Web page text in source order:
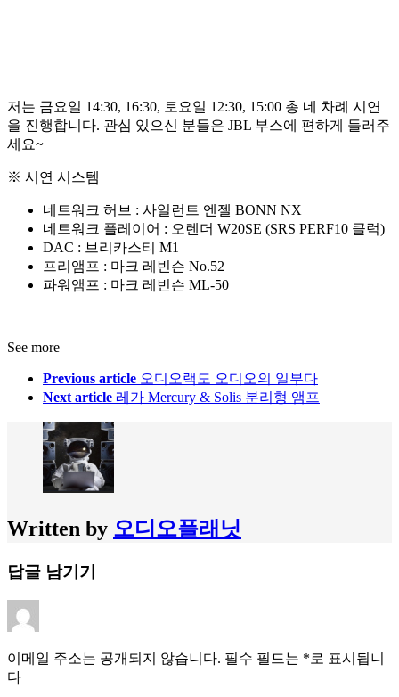
저는 금요일 14:30, 16:30, 토요일 12:30, 15:00 총 네 차례 시연
을 진행합니다. 관심 있으신 분들은 JBL 부스에 편하게 들러주
세요~
※ 시연 시스템
네트워크 허브 : 사일런트 엔젤 BONN NX
네트워크 플레이어 : 오렌더 W20SE (SRS PERF10 클럭)
DAC : 브리카스티 M1
프리앰프 : 마크 레빈슨 No.52
파워앰프 : 마크 레빈슨 ML-50
See more
Previous article 오디오랙도 오디오의 일부다
Next article 레가 Mercury & Solis 분리형 앰프
Written by 오디오플래닛
답글 남기기
이메일 주소는 공개되지 않습니다. 필수 필드는 *로 표시됩니
다